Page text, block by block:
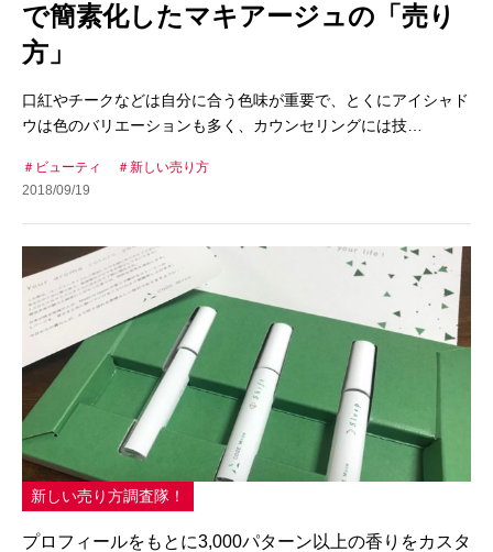
で簡素化したマキアージュの「売り
方」
口紅やチークなどは自分に合う色味が重要で、とくにアイシャド
ウは色のバリエーションも多く、カウンセリングには技…
ビューティ
新しい売り方
2018/09/19
新しい売り方調査隊！
プロフィールをもとに3,000パターン以上の香りをカスタ